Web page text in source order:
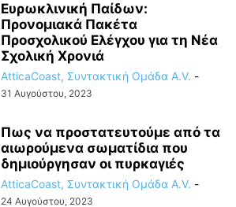
Ευρωκλινική Παίδων:
Προνομιακά Πακέτα
Προσχολικού Ελέγχου για τη Νέα
Σχολική Χρονιά
AtticaCoast, Συντακτική Ομάδα A.V. -
31 Αυγούστου, 2023
Πως να προστατευτούμε από τα
αιωρούμενα σωματίδια που
δημιούργησαν οι πυρκαγιές
AtticaCoast, Συντακτική Ομάδα A.V. -
24 Αυγούστου, 2023